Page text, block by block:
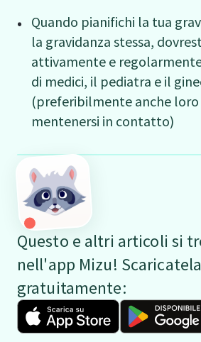
Quando pianifichi la tua
la gravidanza stessa,
attivamente e
di medici, il pediatra e il
(preferibilmente anche
mentenersi in contatto)
Questo e altri articoli si
nell'app Mizu!
gratuitamente: